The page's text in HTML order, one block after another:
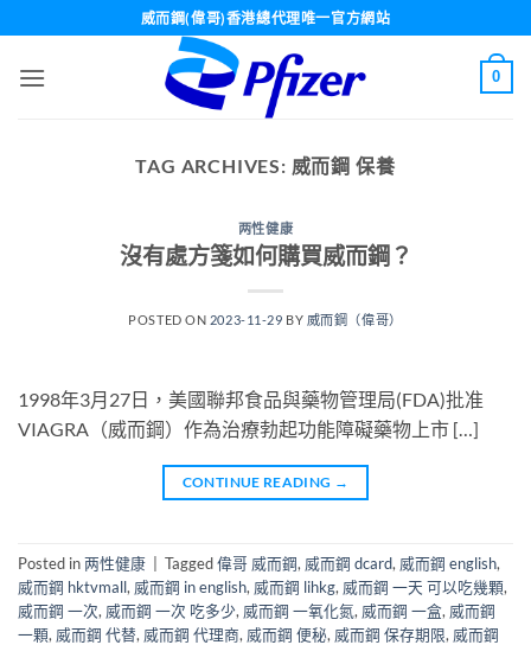
to
content
威而鋼(偉哥)香港總代理唯一官方網站
0
TAG ARCHIVES: 威而鋼 保養
两性健康
沒有處方箋如何購買威而鋼？
POSTED ON 2023-11-29 BY 威而鋼（偉哥）
1998年3月27日，美國聯邦食品與藥物管理局(FDA)批准
VIAGRA（威而鋼）作為治療勃起功能障礙藥物上市 […]
CONTINUE READING →
Posted in两性健康 Tagged偉哥 威而鋼, 威而鋼 dcard, 威而鋼 english,
威而鋼 hktvmall, 威而鋼 in english, 威而鋼 lihkg, 威而鋼 一天 可以吃幾顆,
威而鋼 一次, 威而鋼 一次 吃多少, 威而鋼 一氧化氮, 威而鋼 一盒, 威而鋼
一顆, 威而鋼 代替, 威而鋼 代理商, 威而鋼 便秘, 威而鋼 保存期限, 威而鋼